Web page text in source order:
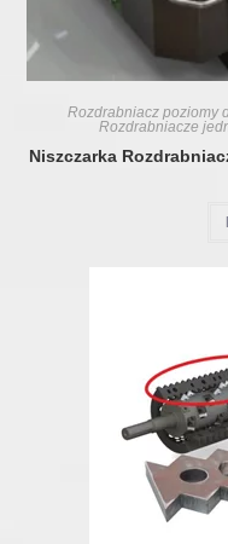
Rozdrabniacz poziomy
Rozdrabniacze
Niszczarka